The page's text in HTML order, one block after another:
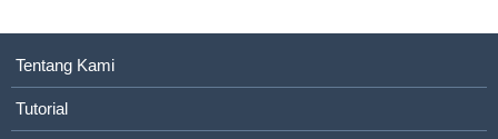
Tentang Kami
Tutorial